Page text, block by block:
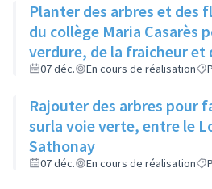
Planter des arbres et des
du collège Maria Casarès
verdure, de la fraicheur et
07 déc. En cours de réalisation
Rajouter des arbres pour
surla voie verte, entre le
Sathonay
07 déc. En cours de réalisation